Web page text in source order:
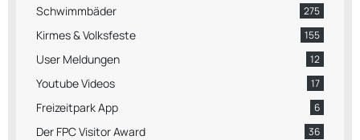
Schwimmbäder 275
Kirmes & Volksfeste 155
User Meldungen 12
Youtube Videos 17
Freizeitpark App 6
Der FPC Visitor Award 36